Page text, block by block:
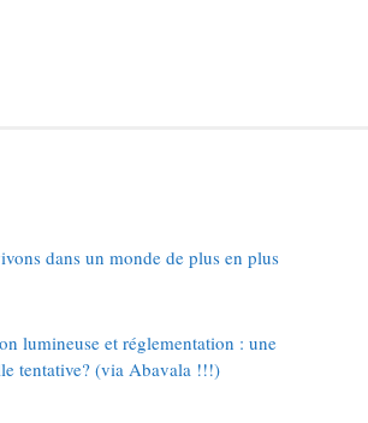
dans un monde de plus en plus
lumineuse et réglementation : une
tentative? (via Abavala !!!)